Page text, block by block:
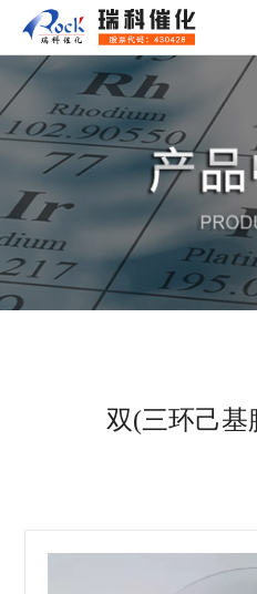
双(三环己基